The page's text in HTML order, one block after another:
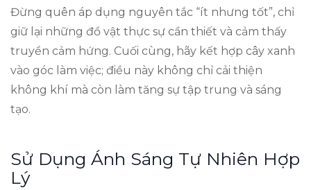
Đừng quên áp dụng nguyên tắc “ít nhưng tốt”, chỉ
giữ lại những đồ vật thực sự cần thiết và cảm thấy
truyền cảm hứng. Cuối cùng, hãy kết hợp cây xanh
vào góc làm việc; điều này không chỉ cải thiện
không khí mà còn làm tăng sự tập trung và sáng
tạo.
Sử Dụng Ánh Sáng Tự Nhiên Hợp
Lý